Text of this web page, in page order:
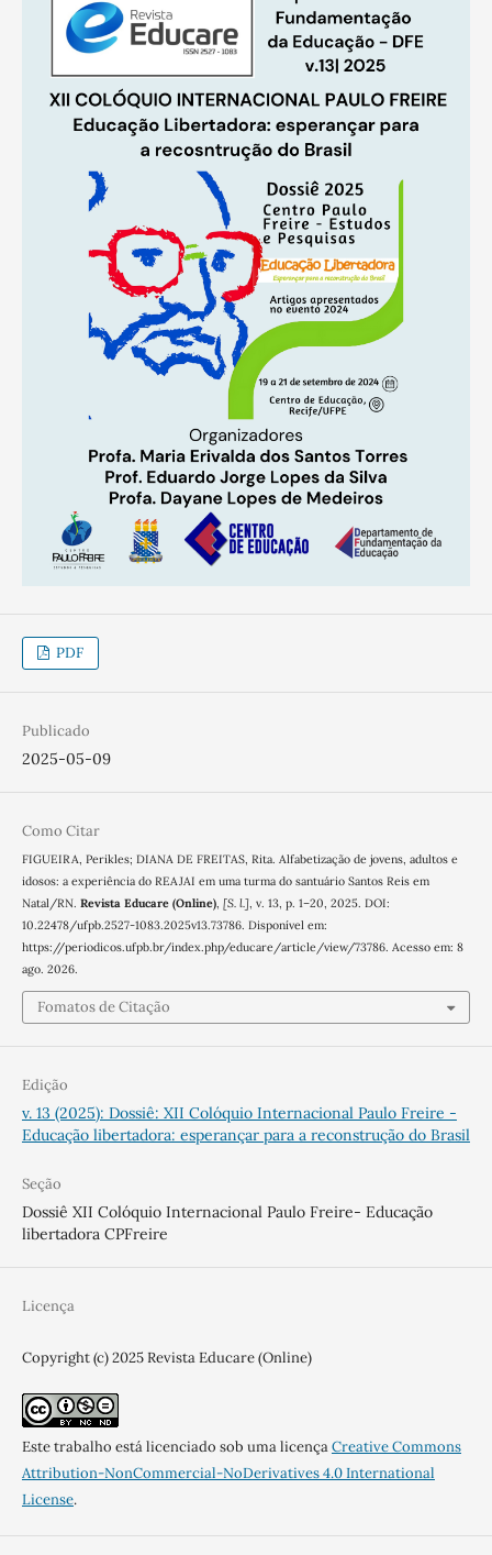
PDF
Publicado
2025-05-09
Como Citar
FIGUEIRA, Perikles; DIANA DE FREITAS, Rita. Alfabetização de jovens, adultos e
idosos: a experiência do REAJAI em uma turma do santuário Santos Reis em
Natal/RN. Revista Educare (Online), [S. l.], v. 13, p. 1–20, 2025. DOI:
10.22478/ufpb.2527-1083.2025v13.73786. Disponível em:
https://periodicos.ufpb.br/index.php/educare/article/view/73786. Acesso em: 8
ago. 2026.
Fomatos de Citação
Edição
v. 13 (2025): Dossiê: XII Colóquio Internacional Paulo Freire -
Educação libertadora: esperançar para a reconstrução do Brasil
Seção
Dossiê XII Colóquio Internacional Paulo Freire- Educação
libertadora CPFreire
Licença
Copyright (c) 2025 Revista Educare (Online)
Este trabalho está licenciado sob uma licençaCreative Commons
Attribution-NonCommercial-NoDerivatives 4.0 International
License.